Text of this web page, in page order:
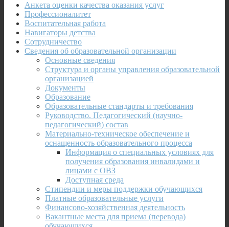
Анкета оценки качества оказания услуг
Профессионалитет
Воспитательная работа
Навигаторы детства
Сотрудничество
Сведения об образовательной организации
Основные сведения
Структура и органы управления образовательной
организацией
Документы
Образование
Образовательные стандарты и требования
Руководство. Педагогический (научно-
педагогический) состав
Материально-техническое обеспечение и
оснащенность образовательного процесса
Информация о специальных условиях для
получения образования инвалидами и
лицами с ОВЗ
Доступная среда
Стипендии и меры поддержки обучающихся
Платные образовательные услуги
Финансово-хозяйственная деятельность
Вакантные места для приема (перевода)